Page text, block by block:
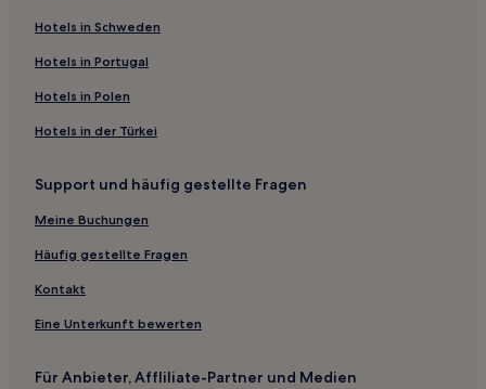
Hotels mit Fitnessbereich in Charleroi
Hotels mit Parkplatz in Hennegau
Hotels in Schweden
Hotels in Portugal
Hotels in Polen
Hotels in der Türkei
Support und häufig gestellte Fragen
Meine Buchungen
Häufig gestellte Fragen
Kontakt
Eine Unterkunft bewerten
Für Anbieter, Affliliate-Partner und Medien